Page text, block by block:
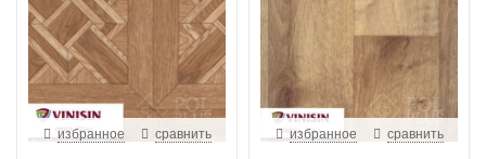
избранное сравнить избранное сравнить